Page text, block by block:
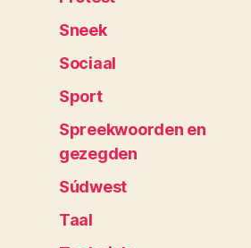
Sneek
Sociaal
Sport
Spreekwoorden en
gezegden
Súdwest
Taal